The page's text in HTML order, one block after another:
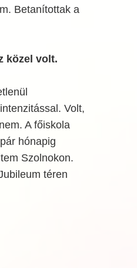
Betanítottak a
közel volt.
Volt,
A főiskola
hónapig
Szolnokon.
téren